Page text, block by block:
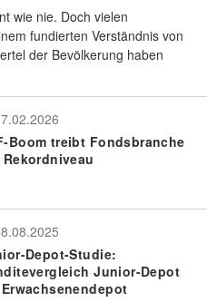
wie nie. Doch vielen
fundierten Verständnis von
der Bevölkerung haben
Boom treibt Fondsbranche
Depot-Studie:
Junior-Depot